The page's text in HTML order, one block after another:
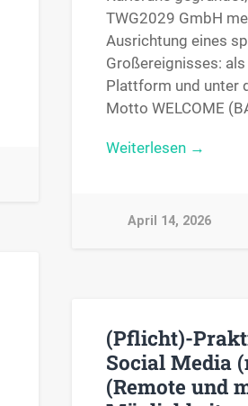
TWG2029 GmbH
Ausrichtung eines
Großereignisses:
Plattform und unter
Motto WELCOME
Weiterlesen →
April 14, 2026
(Pflicht)-
Social Media
(Remote und